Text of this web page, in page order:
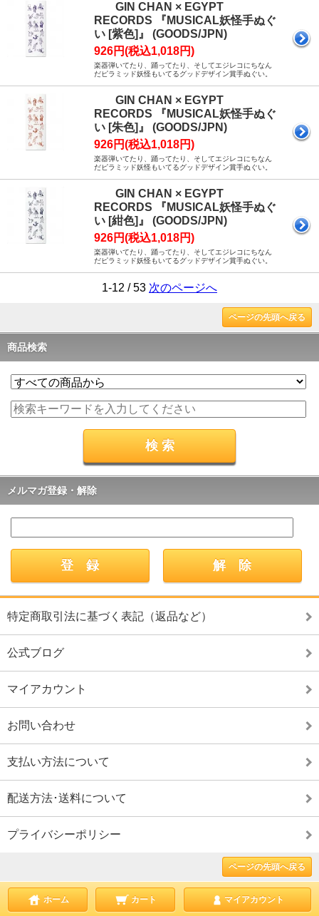
GIN CHAN × EGYPT
RECORDS 『MUSICAL妖怪手ぬぐ
い [紫色]』 (GOODS/JPN)
926円(税込1,018円)
楽器弾いてたり、踊ってたり、そしてエジレコにちなん
だピラミッド妖怪もいてるグッドデザイン賞手ぬぐい。
GIN CHAN × EGYPT
RECORDS 『MUSICAL妖怪手ぬぐ
い [朱色]』 (GOODS/JPN)
926円(税込1,018円)
楽器弾いてたり、踊ってたり、そしてエジレコにちなん
だピラミッド妖怪もいてるグッドデザイン賞手ぬぐい。
GIN CHAN × EGYPT
RECORDS 『MUSICAL妖怪手ぬぐ
い [紺色]』 (GOODS/JPN)
926円(税込1,018円)
楽器弾いてたり、踊ってたり、そしてエジレコにちなん
だピラミッド妖怪もいてるグッドデザイン賞手ぬぐい。
1-12 / 53 次のページへ
ページの先頭へ戻る
商品検索
メルマガ登録・解除
特定商取引法に基づく表記（返品など）
公式ブログ
マイアカウント
お問い合わせ
支払い方法について
配送方法･送料について
プライバシーポリシー
ページの先頭へ戻る
ホーム カート マイアカウント